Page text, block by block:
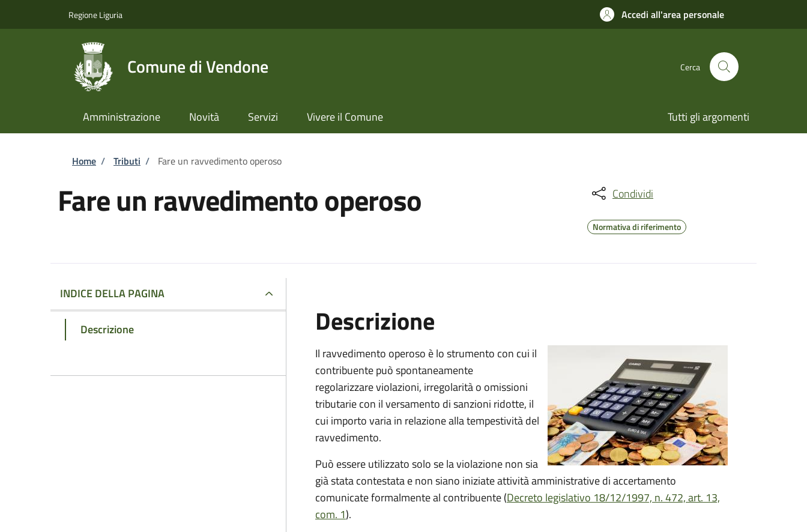
Regione Liguria Accedi all'area personale
Comune di Vendone Cerca
Amministrazione Novità Servizi Vivere il Comune Tutti gli argomenti
Briciole di pane
Home / Tributi / Fare un ravvedimento operoso
Fare un ravvedimento operoso Condividi
Normativa di riferimento
INDICE DELLA PAGINA
Descrizione Descrizione
Il ravvedimento operoso è lo strumento con cui il
contribuente può spontaneamente
regolarizzare violazioni, irregolarità o omissioni
tributarie con il versamento di sanzioni ridotte, il
cui importo varia in relazione alla tempestività del
ravvedimento.
Può essere utilizzato solo se la violazione non sia
già stata contestata e non siano iniziate attività amministrative di accertamento
comunicate formalmente al contribuente (Decreto legislativo 18/12/1997, n. 472, art. 13,
com. 1).